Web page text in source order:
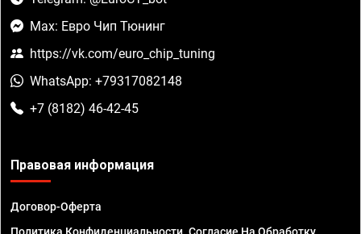
Max: Евро Чип Тюнинг
https://vk.com/euro_chip_tuning
WhatsApp: +79317082148
+7 (8182) 46-42-45
Правовая информация
Договор-Оферта